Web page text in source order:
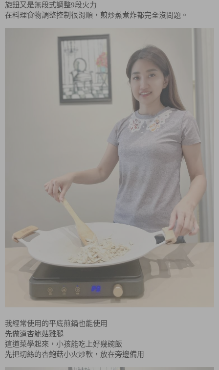
旋鈕又是無段式調整9段火力
在料理食物調整控制很滑順，煎炒蒸煮炸都完全沒問題。
我經常使用的平底煎鍋也能使用
先做道杏鮑菇雞腿
這道菜學起來，小孩能吃上好幾碗飯
先把切絲的杏鮑菇小火炒軟，放在旁邊備用